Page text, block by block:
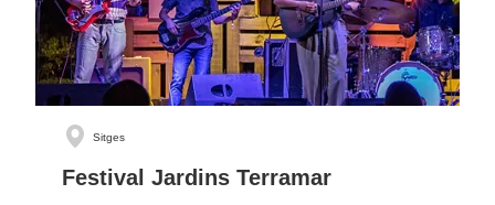
Sitges
Festival Jardins Terramar